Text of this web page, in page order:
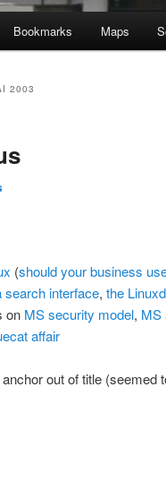
Bookmarks Maps
2003
(should your business
search interface, the
on MS security model, MS
affair
out of title (seemed